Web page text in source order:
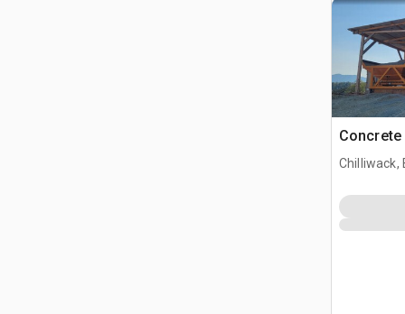
Concrete
Chilliwack,